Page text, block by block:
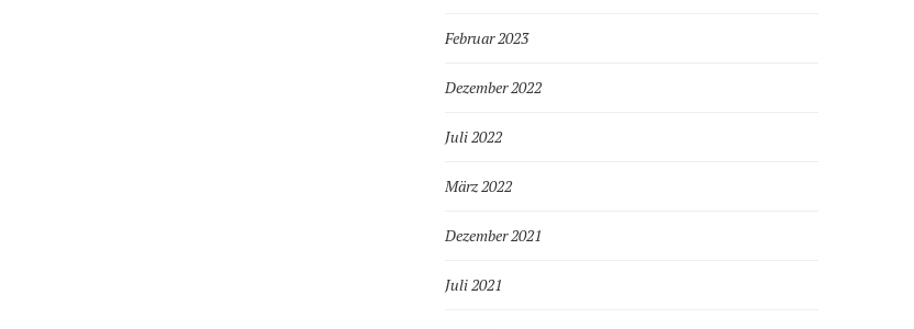
Februar 2023
Dezember 2022
Juli 2022
März 2022
Dezember 2021
Juli 2021